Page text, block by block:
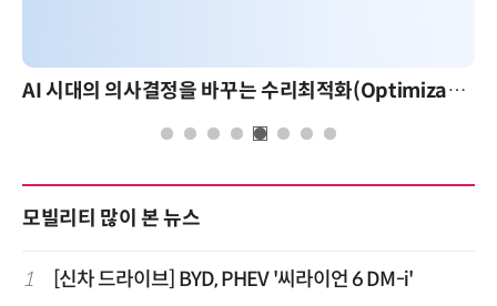
AI 시대의 의사결정을 바꾸는 수리최적화(Optimization): 실제 산업 적용 사례와 활용 전략
모빌리티 많이 본 뉴스
1 [신차 드라이브] BYD, PHEV '씨라이언 6 DM-i'